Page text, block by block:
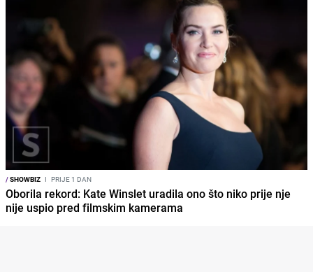
/SHOWBIZ I PRIJE 1 DAN
Oborila rekord: Kate Winslet uradila ono što niko prije nje
nije uspio pred filmskim kamerama